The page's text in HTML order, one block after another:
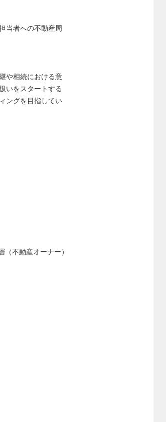
当者への不動産周
や相続における意
いをスタートする
ングを目指してい
不動産オーナー）